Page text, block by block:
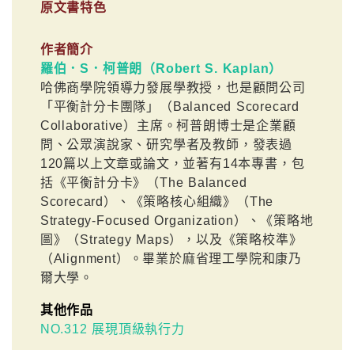
原文書特色
作者簡介
羅伯．S．柯普朗（Robert S. Kaplan）
哈佛商學院領導力發展學教授，也是顧問公司
「平衡計分卡團隊」（Balanced Scorecard
Collaborative）主席。柯普朗博士是企業顧
問、公眾演說家、研究學者及教師，發表過
120篇以上文章或論文，並著有14本專書，包
括《平衡計分卡》（The Balanced
Scorecard）、《策略核心組織》（The
Strategy-Focused Organization）、《策略地
圖》（Strategy Maps），以及《策略校準》
（Alignment）。畢業於麻省理工學院和康乃
爾大學。
其他作品
NO.312 展現頂級執行力